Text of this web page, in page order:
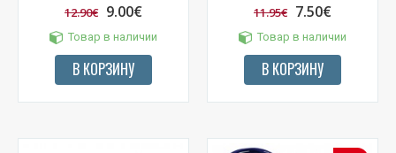
12.90€ 9.00€
Товар в наличии
В КОРЗИНУ
11.95€ 7.50€
Товар в наличии
В КОРЗИНУ